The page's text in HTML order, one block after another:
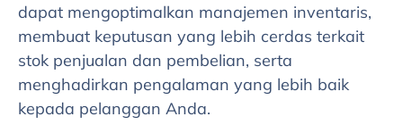
dapat mengoptimalkan manajemen inventaris,
membuat keputusan yang lebih cerdas terkait
stok penjualan dan pembelian, serta
menghadirkan pengalaman yang lebih baik
kepada pelanggan Anda.